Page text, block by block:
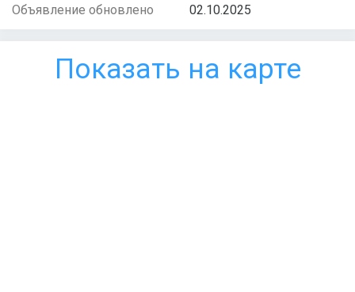
Объявление обновлено
02.10.2025
Показать на карте